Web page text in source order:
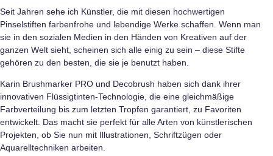
Seit Jahren sehe ich Künstler, die mit diesen hochwertigen
Pinselstiften farbenfrohe und lebendige Werke schaffen. Wenn man
sie in den sozialen Medien in den Händen von Kreativen auf der
ganzen Welt sieht, scheinen sich alle einig zu sein – diese Stifte
gehören zu den besten, die sie je benutzt haben.
Karin Brushmarker PRO und Decobrush haben sich dank ihrer
innovativen Flüssigtinten-Technologie, die eine gleichmäßige
Farbverteilung bis zum letzten Tropfen garantiert, zu Favoriten
entwickelt. Das macht sie perfekt für alle Arten von künstlerischen
Projekten, ob Sie nun mit Illustrationen, Schriftzügen oder
Aquarelltechniken arbeiten.